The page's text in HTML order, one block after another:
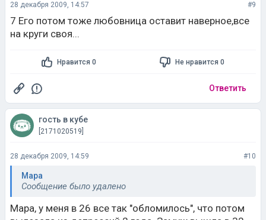
28 декабря 2009, 14:57 #9
7 Его потом тоже любовница оставит наверное,все
на круги своя...
Нравится 0 Не нравится 0
Ответить
гость в кубе
[2171020519]
28 декабря 2009, 14:59 #10
Мара
Сообщение было удалено
Мара, у меня в 26 все так "обломилось", что потом